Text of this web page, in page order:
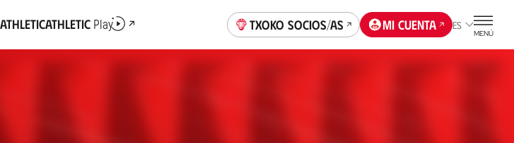
Athletic Play Txoko socios/as Mi cuenta ES
MENÚ